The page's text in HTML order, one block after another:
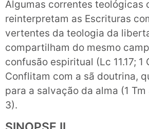
Algumas correntes teológicas
reinterpretam as Escrituras
vertentes da teologia da
compartilham do mesmo
confusão espiritual (Lc 11.17; 1
Conflitam com a sã doutrina,
para a salvação da alma (1 Tm
3).